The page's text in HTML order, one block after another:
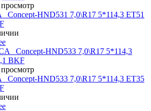
HND531 7,0\R17 5*114,3 ET51
_Concept-HND533 7,0\R17 5*114,3 ET35